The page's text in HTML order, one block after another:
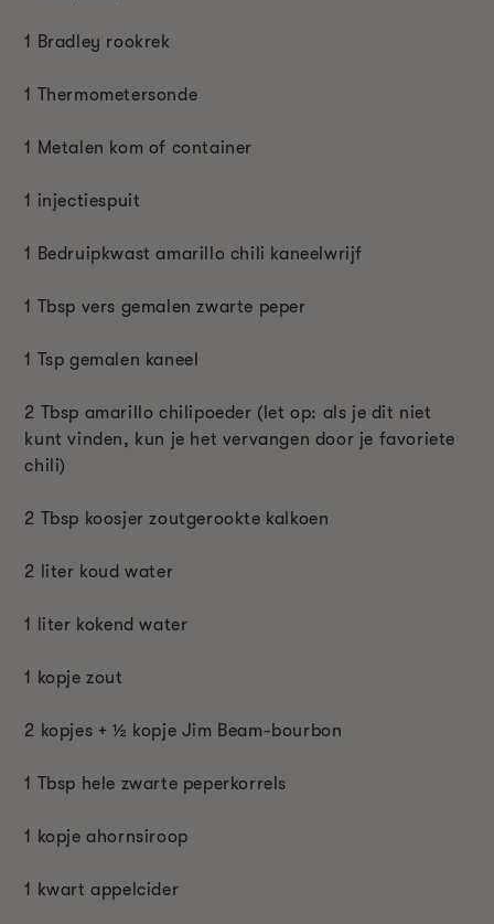
1 Bradley rookrek
1 Thermometersonde
1 Metalen kom of container
1 injectiespuit
1 Bedruipkwast amarillo chili kaneelwrijf
1 Tbsp vers gemalen zwarte peper
1 Tsp gemalen kaneel
2 Tbsp amarillo chilipoeder (let op: als je dit niet
kunt vinden, kun je het vervangen door je favoriete
chili)
2 Tbsp koosjer zoutgerookte kalkoen
2 liter koud water
1 liter kokend water
1 kopje zout
2 kopjes + ½ kopje Jim Beam-bourbon
1 Tbsp hele zwarte peperkorrels
1 kopje ahornsiroop
1 kwart appelcider